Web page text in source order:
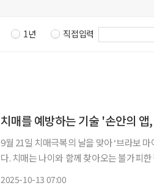
1년 직접입력
치매를 예방하는 기술 '손안의
9월 21일 치매극복의 날을 맞아 ‘브라보
다. 치매는 나이와 함께 찾아오는 불가피한 질병이 아니다. 연구에 따르면 생활 습관 관리와 꾸
2025-10-13 07:00